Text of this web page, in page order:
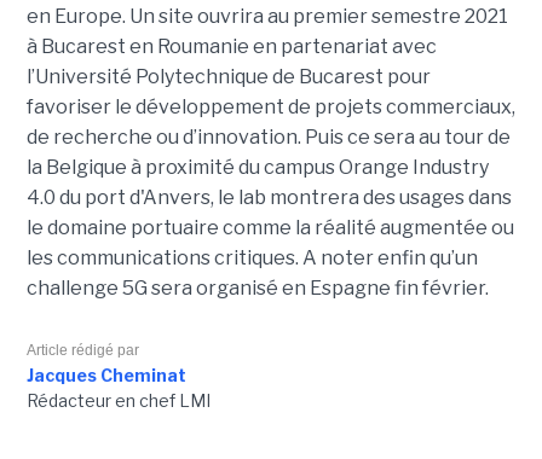
en Europe. Un site ouvrira au premier semestre 2021
à Bucarest en Roumanie en partenariat avec
l’Université Polytechnique de Bucarest pour
favoriser le développement de projets commerciaux,
de recherche ou d’innovation. Puis ce sera au tour de
la Belgique à proximité du campus Orange Industry
4.0 du port d'Anvers, le lab montrera des usages dans
le domaine portuaire comme la réalité augmentée ou
les communications critiques. A noter enfin qu’un
challenge 5G sera organisé en Espagne fin février.
Article rédigé par
Jacques Cheminat
Rédacteur en chef LMI